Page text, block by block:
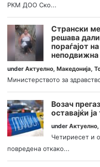
РКМ ДОО Ско...
Странски
решава
пораѓајот
неподвижна
under Актуелно, Македонија,
Министерството за
Возач
оставајќи
under Актуелно,
Четириесет и
повредена откако...